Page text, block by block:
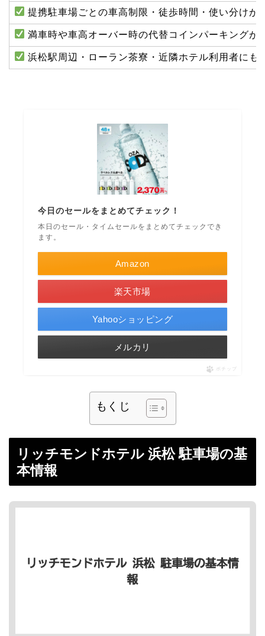
提携駐車場ごとの車高制限・徒歩時間・使い分けが
満車時や車高オーバー時の代替コインパーキングが
浜松駅周辺・ローラン茶寮・近隣ホテル利用者にも
今日のセールをまとめてチェック！
本日のセール・タイムセールをまとめてチェックでき
ます。
Amazon
楽天市場
Yahooショッピング
メルカリ
ポチップ
もくじ
リッチモンドホテル 浜松 駐車場の基
本情報